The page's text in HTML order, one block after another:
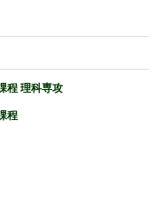
程 理科専攻
程